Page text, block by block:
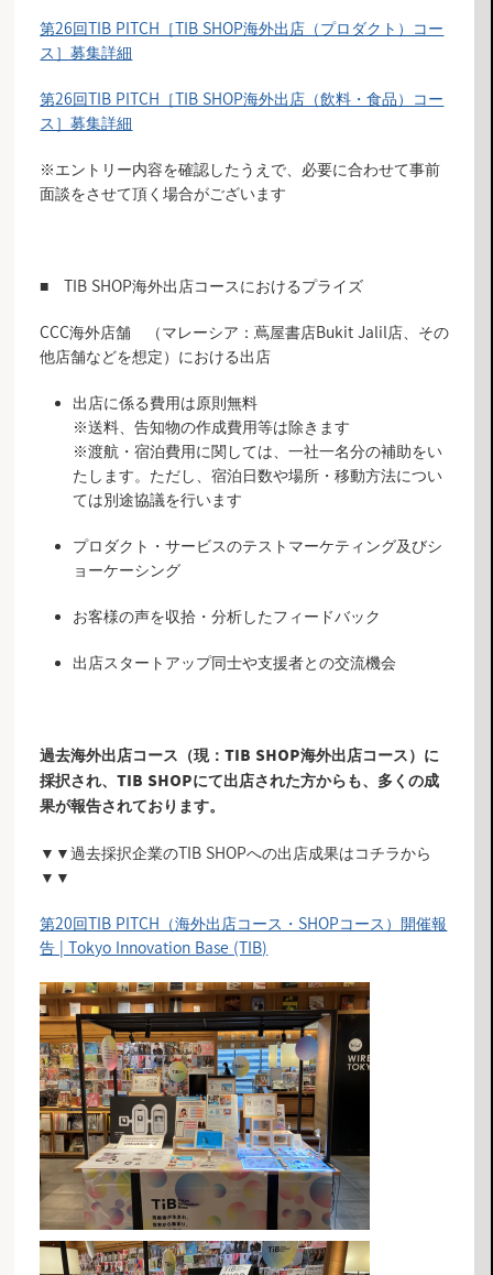
第26回TIB PITCH［TIB SHOP海外出店（プロダクト）コー
ス］募集詳細
第26回TIB PITCH［TIB SHOP海外出店（飲料・食品）コー
ス］募集詳細
※エントリー内容を確認したうえで、必要に合わせて事前
面談をさせて頂く場合がございます
■TIB SHOP海外出店コースにおけるプライズ
CCC海外店舗 （マレーシア：蔦屋書店Bukit Jalil店、その
他店舗などを想定）における出店
出店に係る費用は原則無料
※送料、告知物の作成費用等は除きます
※渡航・宿泊費用に関しては、一社一名分の補助をい
たします。ただし、宿泊日数や場所・移動方法につい
ては別途協議を行います
プロダクト・サービスのテストマーケティング及びシ
ョーケーシング
お客様の声を収拾・分析したフィードバック
出店スタートアップ同士や支援者との交流機会
過去海外出店コース（現：TIB SHOP海外出店コース）に
採択され、TIB SHOPにて出店された方からも、多くの成
果が報告されております。
▼▼過去採択企業のTIB SHOPへの出店成果はコチラから
▼▼
第20回TIB PITCH（海外出店コース・SHOPコース）開催報
告 | Tokyo Innovation Base (TIB)